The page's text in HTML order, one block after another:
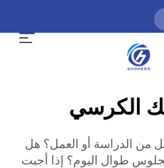
الكرسي
من الدراسة أو العمل؟ هل
طوال اليوم؟ إذا أجبت